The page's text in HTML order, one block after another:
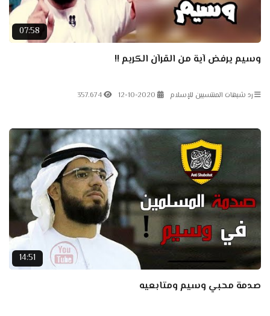
07:58
وسيم يرفض آية من القرآن الكريم !!
رد شبهات المنتسبين للإسلام 12-10-2020
357.674
14:51
صدمة محبي وسيم ومتابعيه